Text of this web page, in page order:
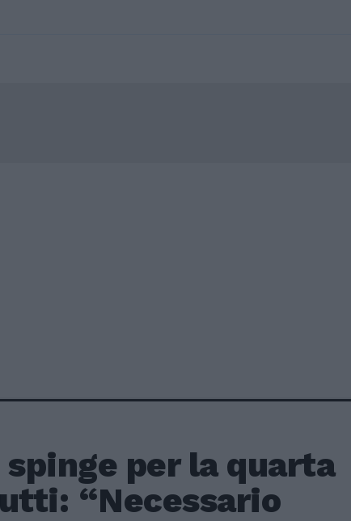
per la quarta
“Necessario